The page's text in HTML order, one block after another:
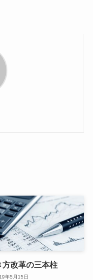
方改革の三本柱
年5月15日